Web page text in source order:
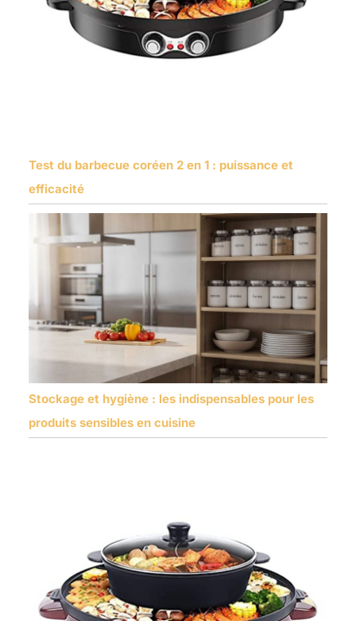
Test du barbecue coréen 2 en 1 : puissance et
efficacité
Stockage et hygiène : les indispensables pour les
produits sensibles en cuisine